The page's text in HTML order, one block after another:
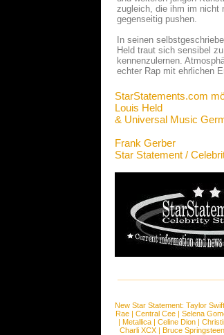
zugleich, die ihm im nicht
gegenseitig pushen.
In seinen
Held traut sich sensibel
kennenzulernen.
echter Rap mit ehrlichen
StarStatements.com
Louis Held
& Universal Music
Frank Gerber
Star Statement /
New Star Statement: Taylor Swift
Rae| Central Cee| Selena
| Metallica | Celine Dion |
Charli XCX| Bruce Springsteen